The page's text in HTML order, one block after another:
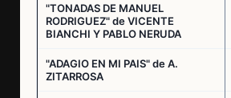
"TONADAS DE MANUEL
RODRIGUEZ" de VICENTE
BIANCHI Y PABLO NERUDA
"ADAGIO EN MI PAIS" de A.
ZITARROSA